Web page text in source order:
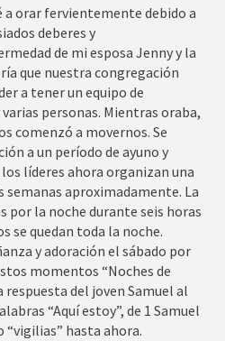
orar fervientemente debido a
deberes y
de mi esposa Jenny y la
que nuestra congregación
a tener un equipo de
personas. Mientras oraba,
comenzó a movernos. Se
a un período de ayuno y
líderes ahora organizan una
semanas aproximadamente. La
por la noche durante seis horas
se quedan toda la noche.
y adoración el sábado por
momentos “Noches de
respuesta del joven Samuel al
“Aquí estoy”, de 1 Samuel
“vigilias” hasta ahora.